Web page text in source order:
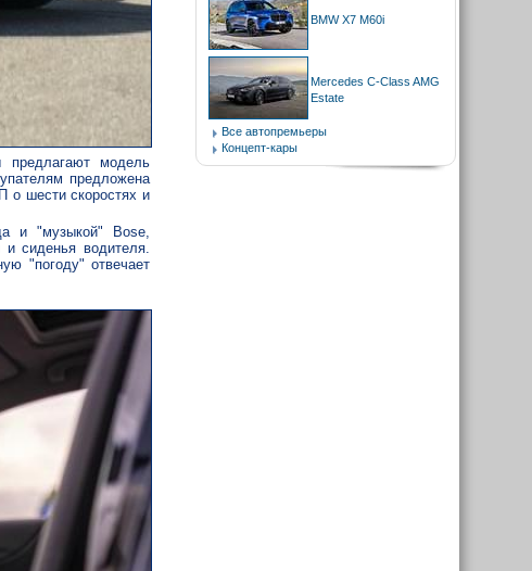
предлагают модель
предложена
о шести скоростях и
и "музыкой" Bose,
сиденья водителя.
"погоду" отвечает
BMW X7 M60i
Mercedes C-Class AMG
Estate
Все автопремьеры
Концепт-кары